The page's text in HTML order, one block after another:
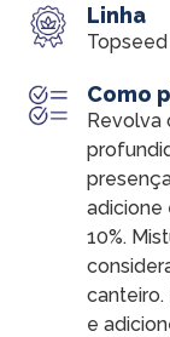
Linha
Como
Revolva
adicione
10%.
canteiro.
e